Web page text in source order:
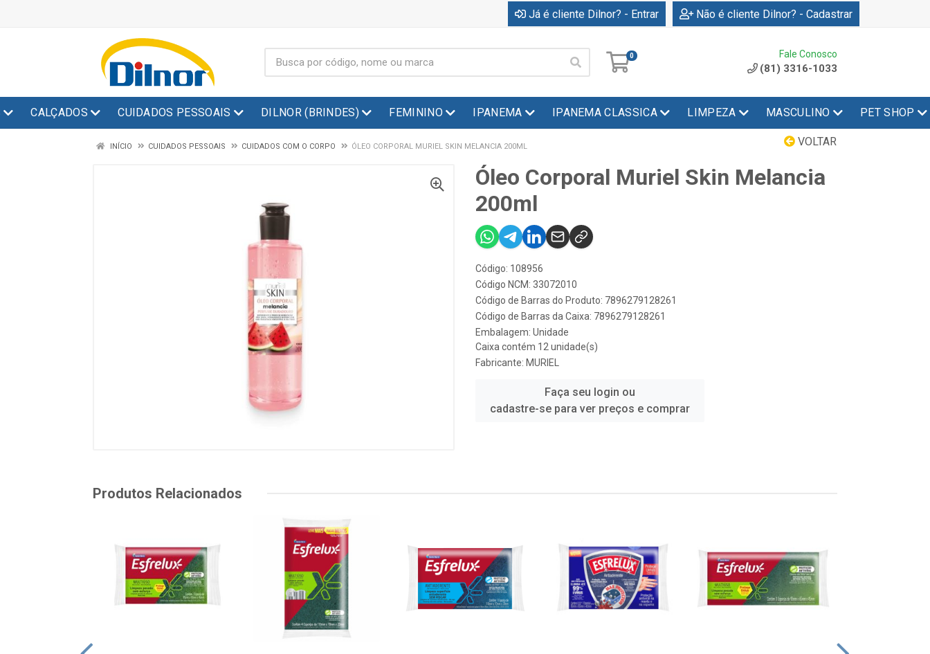
Já é cliente Dilnor? - Entrar Não é cliente Dilnor? - Cadastrar
0 Fale Conosco
(81) 3316-1033
CALÇADOS CUIDADOS PESSOAIS DILNOR (BRINDES) FEMININO IPANEMA IPANEMA CLASSICA LIMPEZA MASCULINO PET SHOP
VOLTAR
INÍCIO CUIDADOS PESSOAIS CUIDADOS COM O CORPO ÓLEO CORPORAL MURIEL SKIN MELANCIA 200ML
Óleo Corporal Muriel Skin Melancia
200ml
Código: 108956
Código NCM: 33072010
Código de Barras do Produto: 7896279128261
Código de Barras da Caixa: 7896279128261
Embalagem: Unidade
Caixa contém 12 unidade(s)
Fabricante: MURIEL
Faça seu login ou
cadastre-se para ver preços e comprar
Produtos Relacionados